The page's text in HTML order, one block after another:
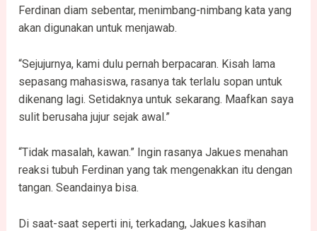
Ferdinan diam sebentar, menimbang-nimbang kata yang
akan digunakan untuk menjawab.
“Sejujurnya, kami dulu pernah berpacaran. Kisah lama
sepasang mahasiswa, rasanya tak terlalu sopan untuk
dikenang lagi. Setidaknya untuk sekarang. Maafkan saya
sulit berusaha jujur sejak awal.”
“Tidak masalah, kawan.” Ingin rasanya Jakues menahan
reaksi tubuh Ferdinan yang tak mengenakkan itu dengan
tangan. Seandainya bisa.
Di saat-saat seperti ini, terkadang, Jakues kasihan